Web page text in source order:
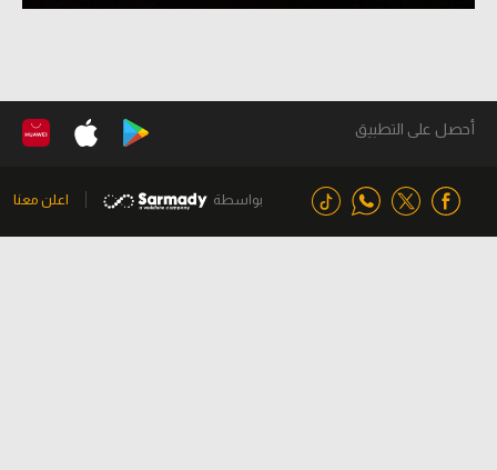
أحصل على التطبيق
بواسطة اعلن معنا